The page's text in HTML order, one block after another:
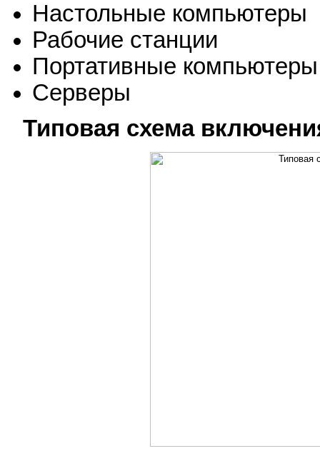
Настольные компьютеры
Рабочие станции
Портативные компьютеры
Серверы
Типовая схема